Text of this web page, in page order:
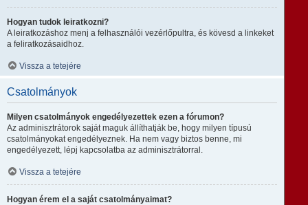
Hogyan tudok leiratkozni?
A leiratkozáshoz menj a felhasználói vezérlőpultra, és kövesd a linkeket
a feliratkozásaidhoz.
Vissza a tetejére
Csatolmányok
Milyen csatolmányok engedélyezettek ezen a fórumon?
Az adminisztrátorok saját maguk állíthatják be, hogy milyen típusú
csatolmányokat engedélyeznek. Ha nem vagy biztos benne, mi
engedélyezett, lépj kapcsolatba az adminisztrátorral.
Vissza a tetejére
Hogyan érem el a saját csatolmányaimat?